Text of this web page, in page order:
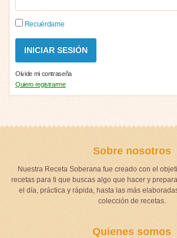
Recuérdame
Olvide mi contraseña
Quiero registrarme
Sobre nosotros
Nuestra Receta Soberana fue creado con el
recetas para ti que buscas algo que hacer y
el día, práctica y rápida, hasta las más
colección de recetas.
Quienes somos